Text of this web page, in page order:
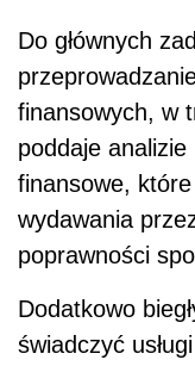
Do głównych
finansowych, w
poddaje
finansowe,
wydawania
poprawności
Dodatkowo
świadczyć